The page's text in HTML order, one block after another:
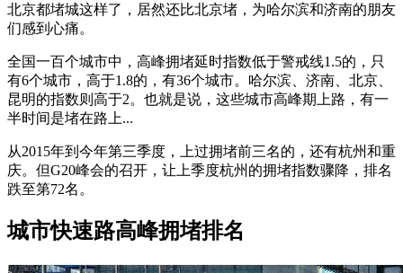
北京都堵城这样了，居然还比北京堵，为哈尔滨和济南的朋友
们感到心痛。
全国一百个城市中，高峰拥堵延时指数低于警戒线1.5的，只
有6个城市，高于1.8的，有36个城市。哈尔滨、济南、北京、
昆明的指数则高于2。也就是说，这些城市高峰期上路，有一
半时间是堵在路上...
从2015年到今年第三季度，上过拥堵前三名的，还有杭州和重
庆。但G20峰会的召开，让上季度杭州的拥堵指数骤降，排名
跌至第72名。
城市快速路高峰拥堵排名